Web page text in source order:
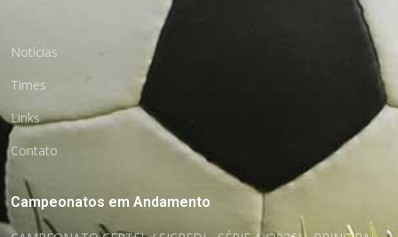
Notícias
Times
Links
Contato
Campeonatos em Andamento